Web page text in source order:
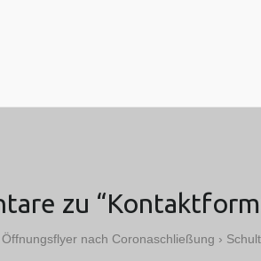
zu “
nach Coronaschließung ›